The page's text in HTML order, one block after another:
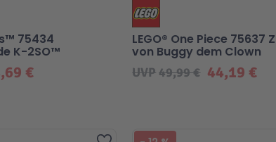
€
75434
K-2SO™
44,19 €
UVP49,99 €
LEGO® One Piece 75637
von Buggy dem Clown